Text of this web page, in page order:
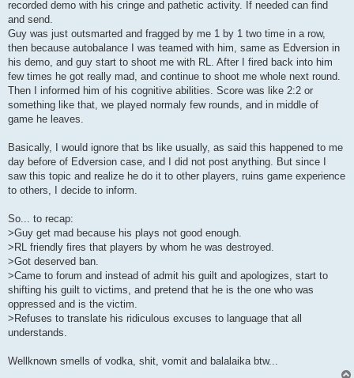
recorded demo with his cringe and pathetic activity. If needed can find
and send.
Guy was just outsmarted and fragged by me 1 by 1 two time in a row,
then because autobalance I was teamed with him, same as Edversion in
his demo, and guy start to shoot me with RL. After I fired back into him
few times he got really mad, and continue to shoot me whole next round.
Then I informed him of his cognitive abilities. Score was like 2:2 or
something like that, we played normaly few rounds, and in middle of
game he leaves.
Basically, I would ignore that bs like usually, as said this happened to me
day before of Edversion case, and I did not post anything. But since I
saw this topic and realize he do it to other players, ruins game experience
to others, I decide to inform.
So... to recap:
>Guy get mad because his plays not good enough.
>RL friendly fires that players by whom he was destroyed.
>Got deserved ban.
>Came to forum and instead of admit his guilt and apologizes, start to
shifting his guilt to victims, and pretend that he is the one who was
oppressed and is the victim.
>Refuses to translate his ridiculous excuses to language that all
understands.
Wellknown smells of vodka, shit, vomit and balalaika btw...